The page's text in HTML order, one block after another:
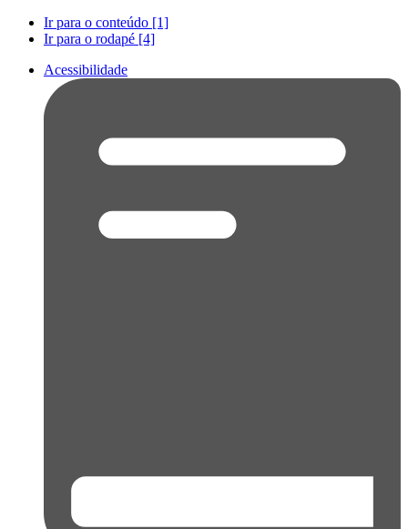
Ir para o conteúdo [1]
Ir para o rodapé [4]
Acessibilidade